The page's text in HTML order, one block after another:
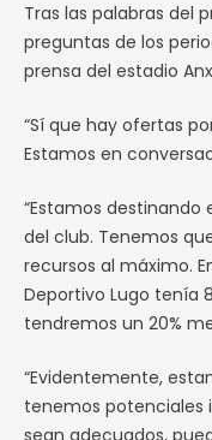
Tras las palabras del
preguntas de los
prensa del estadio
“Sí que hay ofertas
Estamos en
“Estamos
del club. Tenemos
recursos al máximo.
Deportivo Lugo tenía
tendremos un 20%
“Evidentemente,
tenemos potenciales
sean adecuados,